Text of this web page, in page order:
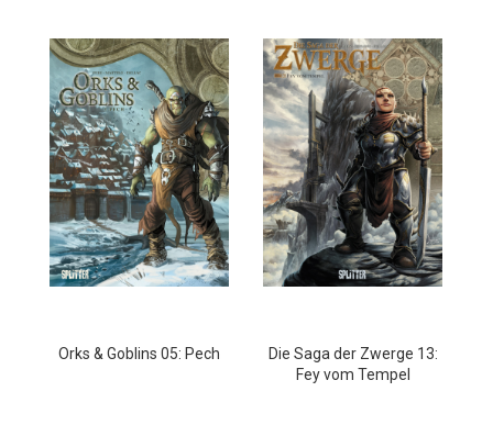
Orks & Goblins 05: Pech
Die Saga der Zwerge 13:
Fey vom Tempel